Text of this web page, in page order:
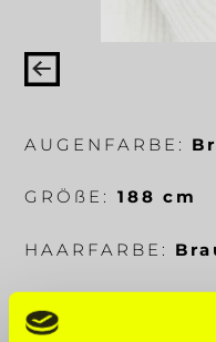
AUGENFARBE:
GRÖ ß E: 188 cm
HAARFARBE: